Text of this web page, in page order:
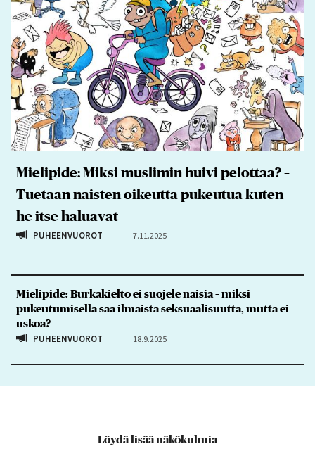
Mielipide: Miksi muslimin huivi pelottaa? –
Tuetaan naisten oikeutta pukeutua kuten
he itse haluavat
PUHEENVUOROT 7.11.2025
Mielipide: Burkakielto ei suojele naisia – miksi
pukeutumisella saa ilmaista seksuaalisuutta, mutta ei
uskoa?
PUHEENVUOROT 18.9.2025
Löydä lisää näkökulmia